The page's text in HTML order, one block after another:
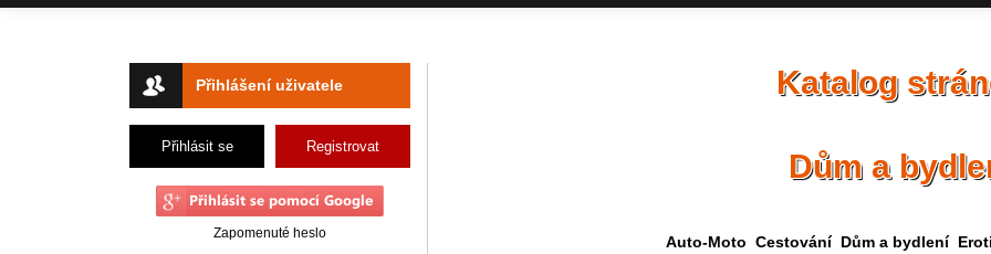
Přihlášení uživatele
Přihlásit se Registrovat
Zapomenuté heslo
Katalog
Dům a
Auto-Moto Cestování Dům a bydlení